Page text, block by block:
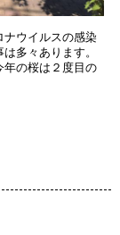
ナウイルスの感染
多々あります。
年の桜は２度目の